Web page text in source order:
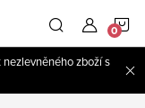
zboží s